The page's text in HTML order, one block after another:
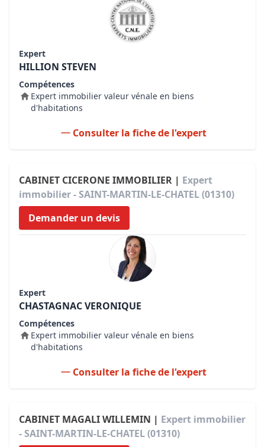
Expert
HILLION STEVEN
Compétences
Expert immobilier valeur vénale en biens
d'habitations
Consulter la fiche de l'expert
CABINET CICERONE IMMOBILIER | Expert
immobilier - SAINT-MARTIN-LE-CHATEL (01310)
Demander un devis
Expert
CHASTAGNAC VERONIQUE
Compétences
Expert immobilier valeur vénale en biens
d'habitations
Consulter la fiche de l'expert
CABINET MAGALI WILLEMIN | Expert immobilier
- SAINT-MARTIN-LE-CHATEL (01310)